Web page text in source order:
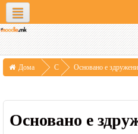
Дома
С
р
а
Основано е
Основано е